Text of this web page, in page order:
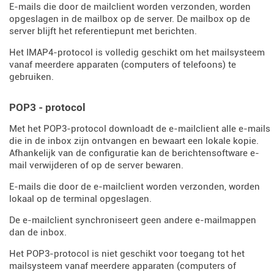
E-mails die door de mailclient worden verzonden, worden
opgeslagen in de mailbox op de server. De mailbox op de
server blijft het referentiepunt met berichten.
Het IMAP4-protocol is volledig geschikt om het mailsysteem
vanaf meerdere apparaten (computers of telefoons) te
gebruiken.
POP3 - protocol
Met het POP3-protocol downloadt de e-mailclient alle e-mails
die in de inbox zijn ontvangen en bewaart een lokale kopie.
Afhankelijk van de configuratie kan de berichtensoftware e-
mail verwijderen of op de server bewaren.
E-mails die door de e-mailclient worden verzonden, worden
lokaal op de terminal opgeslagen.
De e-mailclient synchroniseert geen andere e-mailmappen
dan de inbox.
Het POP3-protocol is niet geschikt voor toegang tot het
mailsysteem vanaf meerdere apparaten (computers of